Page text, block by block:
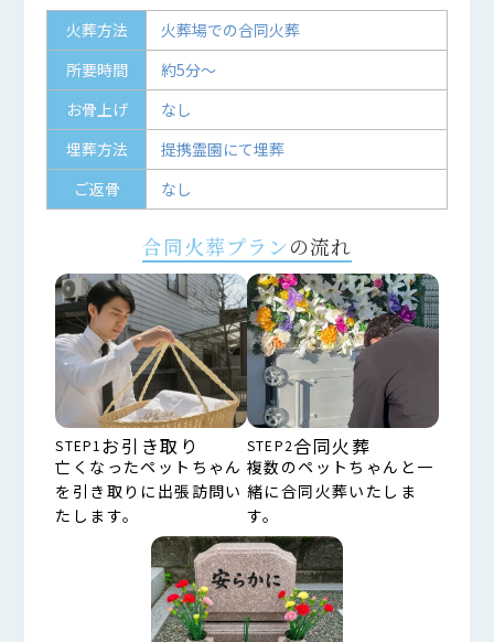
火葬方法
火葬場での合同火葬
所要時間
約5分～
お骨上げ
なし
埋葬方法
提携霊園にて埋葬
ご返骨
なし
合同火葬プランの流れ
STEP1 お引き取り
亡くなったペットちゃん
を引き取りに出張訪問い
たします。
STEP2合同火葬
複数のペットちゃんと一
緒に合同火葬いたしま
す。